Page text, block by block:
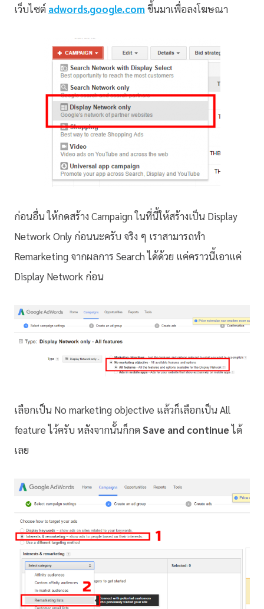
เว็บไซต์ adwords.google.comขึ้นมาเพื่อลงโฆษณา
ก่อนอื่น ให้กดสร้าง Campaign ในที่นี้ให้สร้างเป็น Display
Network Only ก่อนนะครับ จริง ๆ เราสามารถทำ
Remarketing จากผลการ Search ได้ด้วย แค่คราวนี้เอาแค่
Display Network ก่อน
เลือกเป็น No marketing objective แล้วก็เลือกเป็น All
feature ไว้ครับ หลังจากนั้นก็กด Save and continueได้
เลย